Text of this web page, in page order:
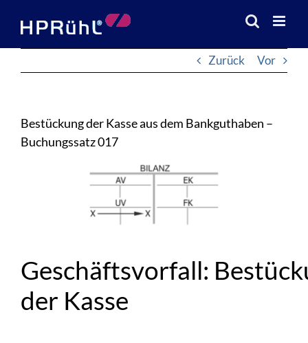
Inhalt
springen
Zurück
Vor
Bestückung der Kasse aus dem Bankguthaben –
Buchungssatz 017
Geschäftsvorfall:
der Kasse